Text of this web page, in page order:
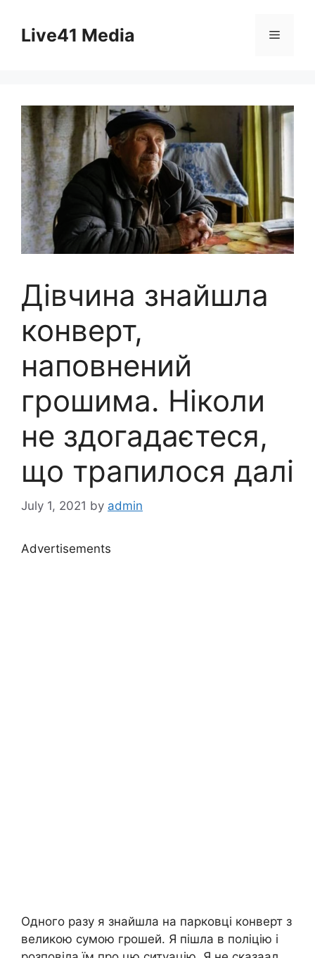
contentLive41 Media Menu
Дівчина знайшла
конверт,
наповнений
грошима. Ніколи
не здогадаєтеся,
що трапилося далі
July 1, 2021 by admin
Advertisements
Одного разу я знайшла на парковці конверт з
великою сумою грошей. Я пішла в поліцію і